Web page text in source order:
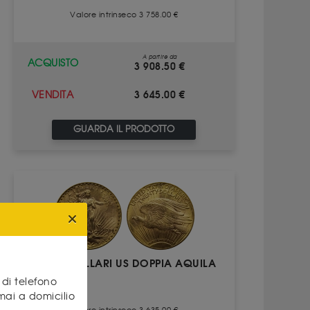
Valore intrinseco 3 758.00 €
ACQUISTO
A partire da
3 908.50 €
VENDITA 3 645.00 €
GUARDA IL PRODOTTO
20 DOLLARI US DOPPIA AQUILA
telefono
a domicilio